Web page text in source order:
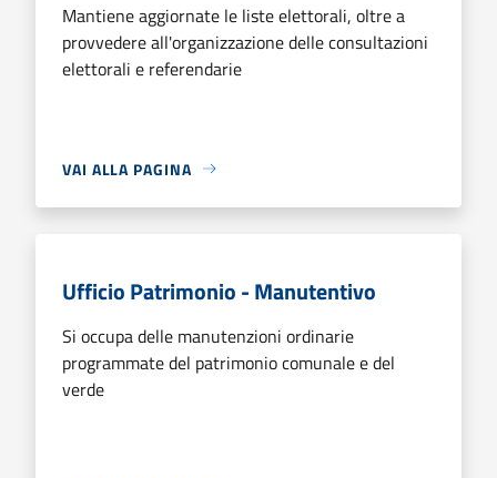
Mantiene aggiornate le liste elettorali, oltre a
provvedere all'organizzazione delle consultazioni
elettorali e referendarie
VAI ALLA PAGINA
Ufficio Patrimonio - Manutentivo
Si occupa delle manutenzioni ordinarie
programmate del patrimonio comunale e del
verde